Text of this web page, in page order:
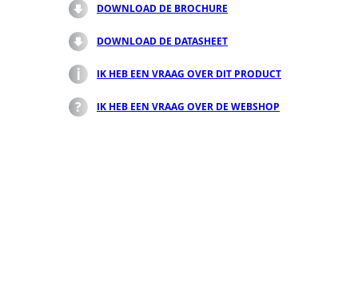
DOWNLOAD DE BROCHURE
DOWNLOAD DE DATASHEET
IK HEB EEN VRAAG OVER DIT PRODUCT
IK HEB EEN VRAAG OVER DE WEBSHOP